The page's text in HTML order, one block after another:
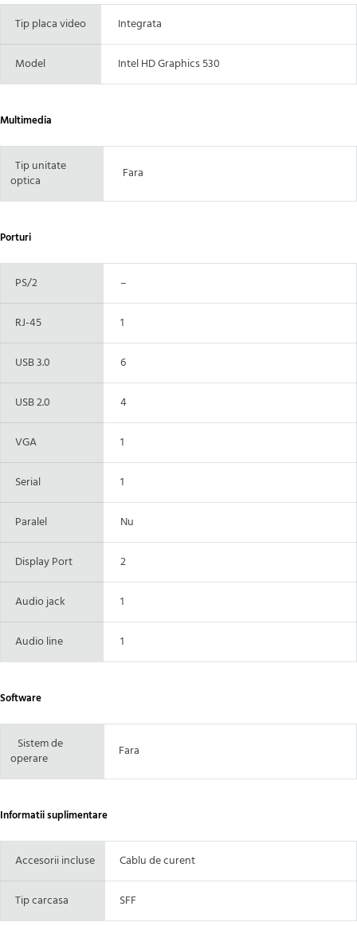
Tip placa video Integrata
Model Intel HD Graphics 530
Multimedia
Tip unitate
optica
Fara
Porturi
PS/2 –
RJ-45 1
USB 3.0 6
USB 2.0 4
VGA 1
Serial 1
Paralel Nu
Display Port 2
Audio jack 1
Audio line 1
Software
Sistem de
operare
Fara
Informatii suplimentare
Accesorii incluse Cablu de curent
Tip carcasa SFF